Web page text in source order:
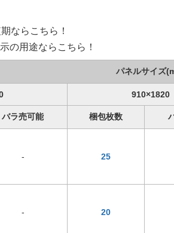
ならこちら！
の用途ならこちら！
パネルサイズ
910×1820
バラ売可能 梱包枚数
- 25
- 20